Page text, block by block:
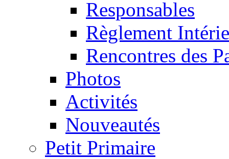
Responsables
Règlement
Rencontres des
Photos
Activités
Nouveautés
Petit Primaire